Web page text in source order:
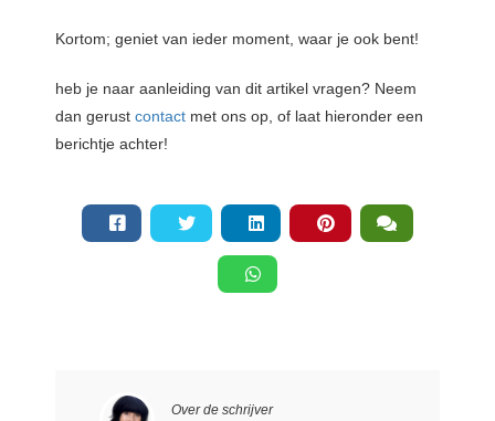
Kortom; geniet van ieder moment, waar je ook bent!
heb je naar aanleiding van dit artikel vragen? Neem
dan gerust contact met ons op, of laat hieronder een
berichtje achter!
Over de schrijver